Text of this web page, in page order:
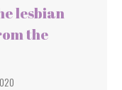
lesbian
the